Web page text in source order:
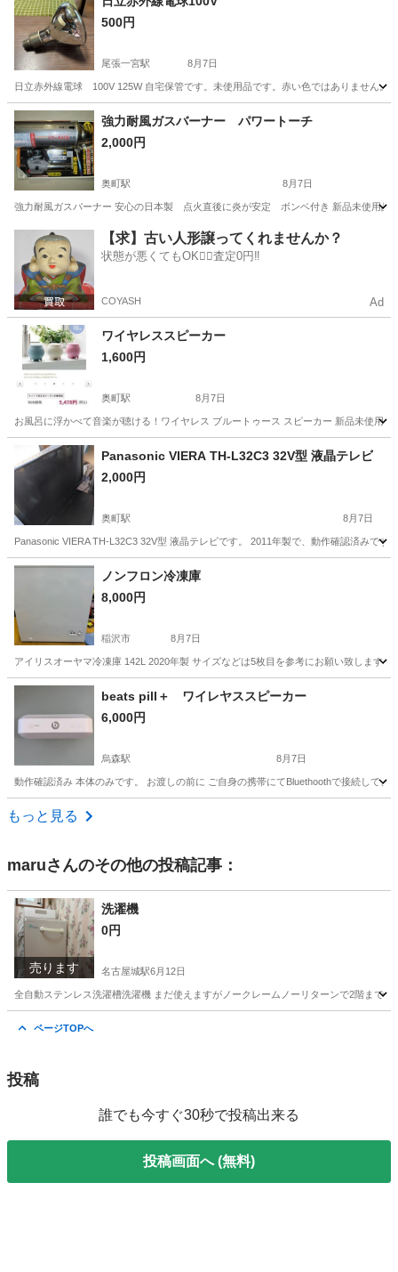
500円
尾張一宮駅 8月7日
日立赤外線電球 100V 125W 自宅保管です。未使用品です。赤い色ではありません。
愛知 一宮市 尾張一宮駅 生活家電
強力耐風ガスバーナー パワートーチ
2,000円
奥町駅 8月7日
強力耐風ガスバーナー 安心の日本製 点火直後に炎が安定 ボンベ付き 新品未使用品
一宮市 奥町駅 生活家電 ガスバーナー
【求】古い人形譲ってくれませんか？
状態が悪くてもOK🙆‍♀️査定0円‼️
COYASH Ad
ワイヤレススピーカー
1,600円
奥町駅 8月7日
お風呂に浮かべて音楽が聴ける！ワイヤレス ブルートゥース スピーカー 新品未使用
愛知 一宮市 ワイヤレススピーカー
Panasonic VIERA TH-L32C3 32V型 液晶テレビ
2,000円
奥町駅 8月7日
Panasonic VIERA TH-L32C3 32V型 液晶テレビです。 2011年製で、動作確認済みで
愛知 一宮市 テレビ
ノンフロン冷凍庫
8,000円
稲沢市 8月7日
アイリスオーヤマ冷凍庫 142L 2020年製 サイズなどは5枚目を参考にお願い致します
愛知 稲沢市
beats pill＋ ワイレヤススピーカー
6,000円
烏森駅 8月7日
動作確認済み 本体のみです。 お渡しの前に ご自身の携帯にてBluethoothで接続して
愛知 名古屋市
もっと見る
maruさんのその他の投稿記事：
売ります
洗濯機
0円
名古屋城駅6月12日
全自動ステンレス洗濯槽洗濯機 まだ使えますがノークレームノーリターンで2階まで
ページTOPへ
投稿
誰でも今すぐ30秒で投稿出来る
投稿画面へ (無料)